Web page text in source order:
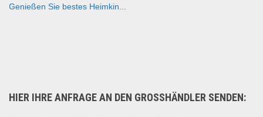
Genießen Sie bestes Heimkin...
HIER IHRE ANFRAGE AN DEN GROSSHÄNDLER SENDEN: